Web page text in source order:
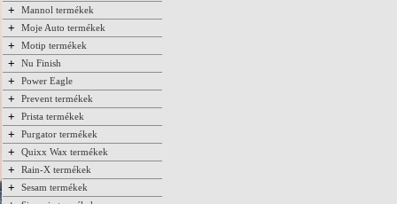
+ Mannol termékek
+ Moje Auto termékek
+ Motip termékek
+ Nu Finish
+ Power Eagle
+ Prevent termékek
+ Prista termékek
+ Purgator termékek
+ Quixx Wax termékek
+ Rain-X termékek
+ Sesam termékek